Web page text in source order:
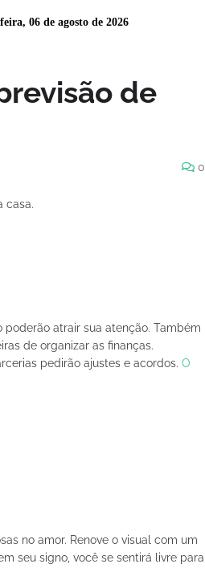
06 de agosto de 2026
de
0
casa.
atrair sua atenção. Também
de organizar as finanças.
pedirão ajustes e acordos. O
no amor. Renove o visual com um
seu signo, você se sentirá livre para